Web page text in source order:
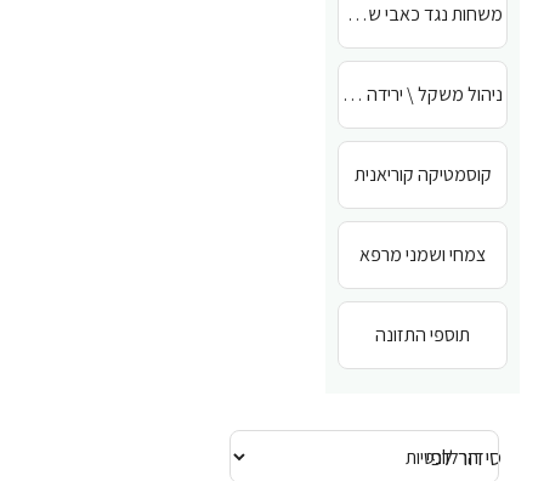
משחות נגד כאבי שרירים
ניהול משקל \ ירידה במשקל
קוסמטיקה קוריאנית
צמחי ושמני מרפא
תוספי התזונה
סידור לפי